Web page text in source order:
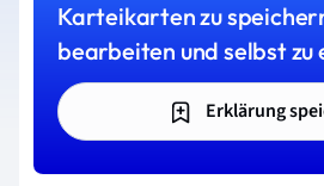
Karteikarten zu
bearbeiten und selbst zu
Erklärung